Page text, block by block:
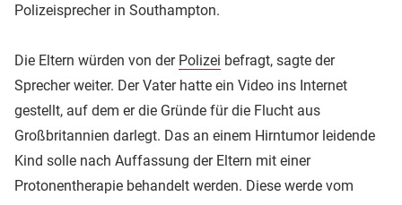
Polizeisprecher in Southampton.
Die Eltern würden von der Polizei befragt, sagte der
Sprecher weiter. Der Vater hatte ein Video ins Internet
gestellt, auf dem er die Gründe für die Flucht aus
Großbritannien darlegt. Das an einem Hirntumor leidende
Kind solle nach Auffassung der Eltern mit einer
Protonentherapie behandelt werden. Diese werde vom